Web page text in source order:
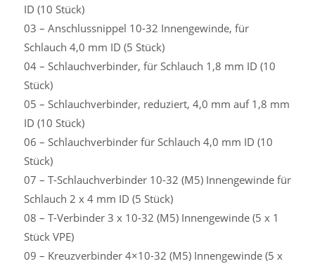
ID (10 Stück)
03 – Anschlussnippel 10-32 Innengewinde, für
Schlauch 4,0 mm ID (5 Stück)
04 – Schlauchverbinder, für Schlauch 1,8 mm ID (10
Stück)
05 – Schlauchverbinder, reduziert, 4,0 mm auf 1,8 mm
ID (10 Stück)
06 – Schlauchverbinder für Schlauch 4,0 mm ID (10
Stück)
07 – T-Schlauchverbinder 10-32 (M5) Innengewinde für
Schlauch 2 x 4 mm ID (5 Stück)
08 – T-Verbinder 3 x 10-32 (M5) Innengewinde (5 x 1
Stück VPE)
09 – Kreuzverbinder 4×10-32 (M5) Innengewinde (5 x